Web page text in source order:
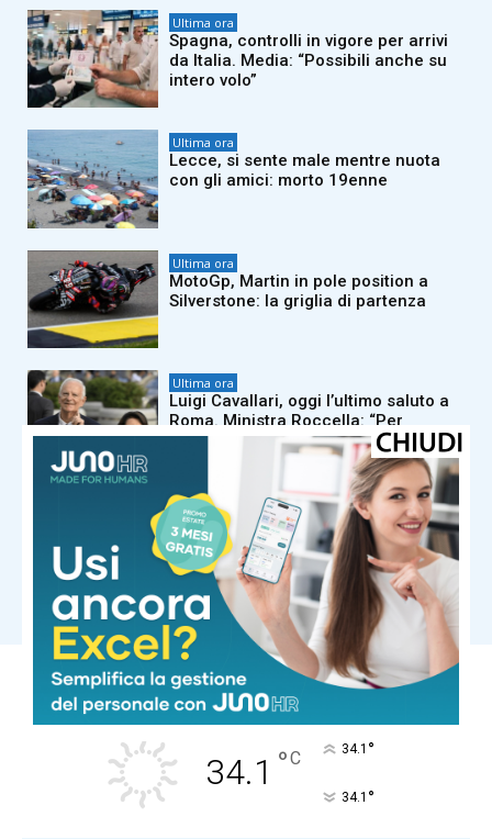
Ultima ora
Spagna, controlli in vigore per arrivi
da Italia. Media: “Possibili anche su
intero volo”
Ultima ora
Lecce, si sente male mentre nuota
con gli amici: morto 19enne
Ultima ora
MotoGp, Martin in pole position a
Silverstone: la griglia di partenza
Ultima ora
Luigi Cavallari, oggi l’ultimo saluto a
Roma. Ministra Roccella: “Per
sempre mano nella mano”
Ultima ora
San Raffaele di Milano: “Impianto
errato di embrione, rilevato errore
umano”
Carica altri
COMUNE DI MASSA
Cielo Sereno
34.1 °C 34.1 °
34.1 °